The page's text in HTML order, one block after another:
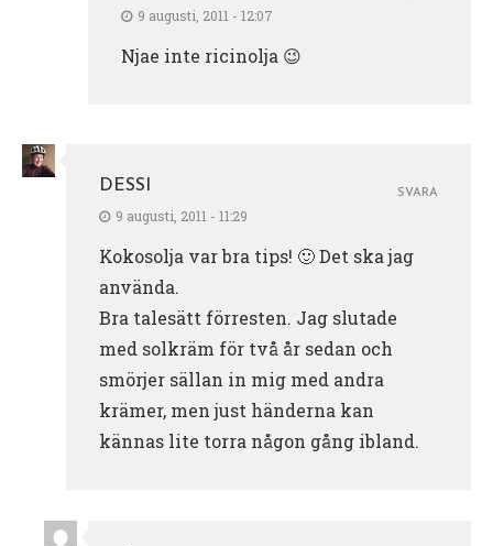
9 augusti, 2011 - 12:07
Njae inte ricinolja 😉
DESSI
9 augusti, 2011 - 11:29
Kokosolja var bra tips! 🙂 Det ska jag
använda.
Bra talesätt förresten. Jag slutade
med solkräm för två år sedan och
smörjer sällan in mig med andra
krämer, men just händerna kan
kännas lite torra någon gång ibland.
SVARA